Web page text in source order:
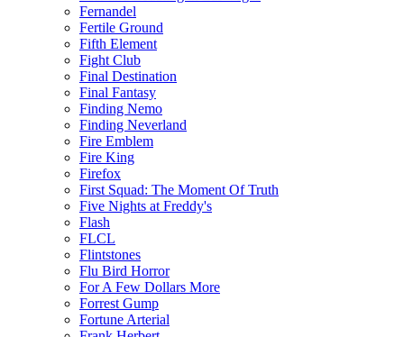
Fernandel
Fertile Ground
Fifth Element
Fight Club
Final Destination
Final Fantasy
Finding Nemo
Finding Neverland
Fire Emblem
Fire King
Firefox
First Squad: The Moment Of Truth
Five Nights at Freddy's
Flash
FLCL
Flintstones
Flu Bird Horror
For A Few Dollars More
Forrest Gump
Fortune Arterial